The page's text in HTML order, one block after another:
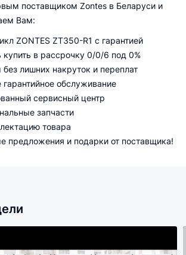
поставщиком Zontes в Беларуси и
Вам:
ZONTES ZT350-R1 с гарантией
в рассрочку 0/0/6 под 0%
лишних накруток и переплат
обслуживание
сервисный центр
запчасти
товара
предложения и подарки от поставщика!